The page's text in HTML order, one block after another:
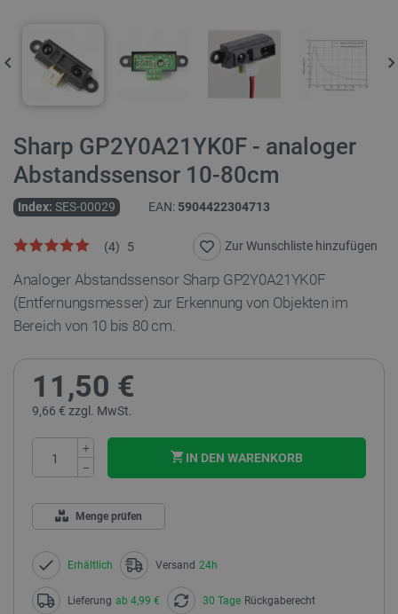
Sharp GP2Y0A21YK0F - analoger
Abstandssensor 10-80cm
Index: SES-00029 EAN: 5904422304713
5
(4) Zur Wunschliste hinzufügen
Analoger Abstandssensor Sharp GP2Y0A21YK0F
(Entfernungsmesser) zur Erkennung von Objekten im
Bereich von 10 bis 80 cm.
11,50 €
9,66 € zzgl. MwSt.
+
−
IN DEN WARENKORB
Menge prüfen
Erhältlich Versand 24h
Lieferung ab 4,99 € 30 Tage Rückgaberecht